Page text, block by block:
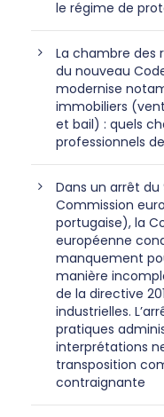
le régime de
La chambre des
du nouveau
modernise
immobiliers
et bail) : quels
professionnels
Dans un arrêt
Commission
portugaise), la
européenne
manquement
manière
de la directive
industrielles.
pratiques
interprétations
transposition
contraignante